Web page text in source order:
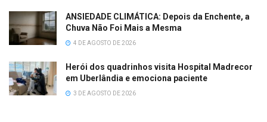
ANSIEDADE CLIMÁTICA: Depois da Enchente, a
Chuva Não Foi Mais a Mesma
4 DE AGOSTO DE 2026
Herói dos quadrinhos visita Hospital Madrecor
em Uberlândia e emociona paciente
3 DE AGOSTO DE 2026